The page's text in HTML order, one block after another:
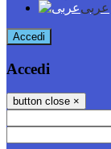
عربى
Accedi
Accedi
button close ×